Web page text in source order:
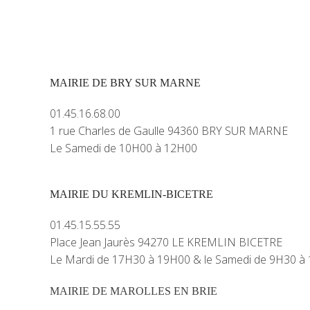
MAIRIE DE BRY SUR MARNE
01.45.16.68.00
1 rue Charles de Gaulle 94360 BRY SUR MARNE
Le Samedi de 10H00 à 12H00
MAIRIE DU KREMLIN-BICETRE
01.45.15.55.55
Place Jean Jaurès 94270 LE KREMLIN BICETRE
Le Mardi de 17H30 à 19H00 & le Samedi de 9H30 à
MAIRIE DE MAROLLES EN BRIE